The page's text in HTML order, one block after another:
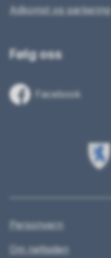
Adkomst og parkering
Følg oss
Facebook
Personvern
Om nettsiden